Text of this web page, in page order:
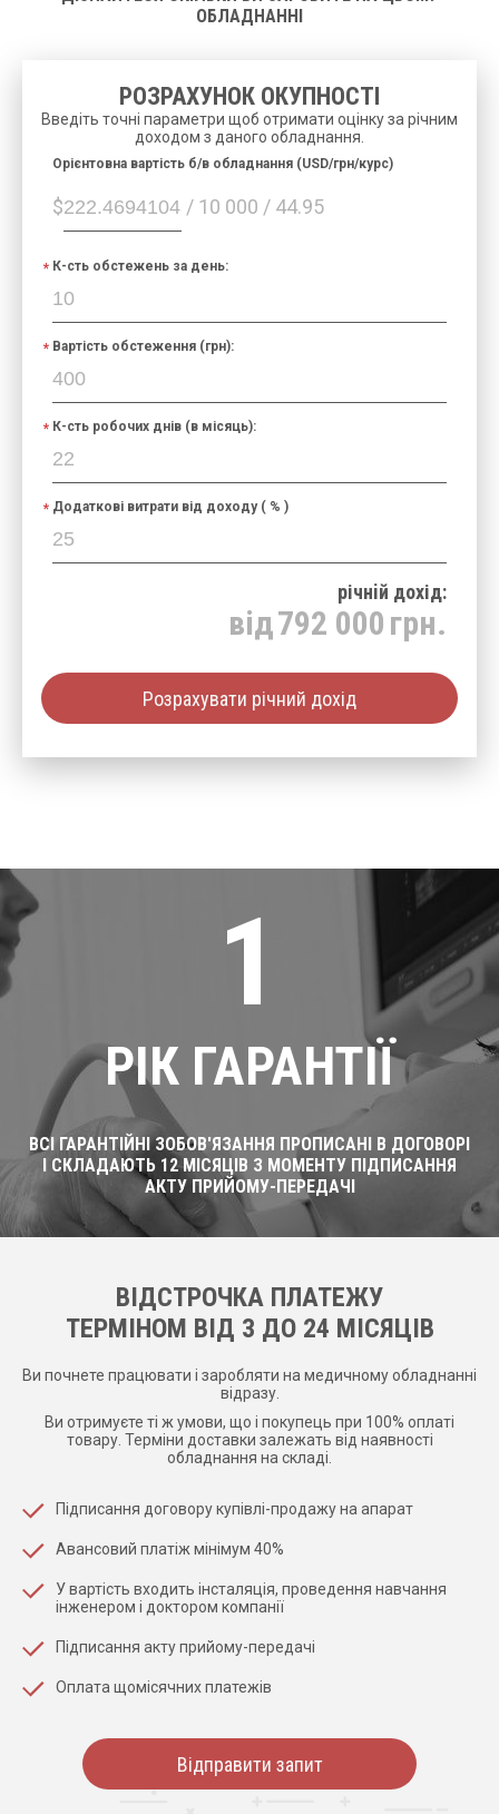
ОБЛАДНАННІ
РОЗРАХУНОК ОКУПНОСТІ
Введіть точні параметри щоб отримати оцінку за річним
доходом з даного обладнання.
$ / 10 000 / 44.95
Орієнтовна вартість б/в обладнання (USD/грн/курс)
К-сть обстежень за день:
Вартість обстеження (грн):
К-сть робочих днів (в місяць):
Додаткові витрати від доходу ( % )
річнiй дохід:
від792 000 грн.
Розрахувати річний дохід
1
РІК ГАРАНТІЇ
ВСІ ГАРАНТІЙНІ ЗОБОВ'ЯЗАННЯ ПРОПИСАНІ В ДОГОВОРІ
І СКЛАДАЮТЬ 12 МІСЯЦІВ З МОМЕНТУ ПІДПИСАННЯ
АКТУ ПРИЙОМУ-ПЕРЕДАЧІ
ВІДСТРОЧКА ПЛАТЕЖУ
ТЕРМІНОМ ВІД 3 ДО 24 МІСЯЦІВ
Ви почнете працювати і заробляти на медичному обладнанні
відразу.
Ви отримуєте ті ж умови, що і покупець при 100% оплаті
товару. Терміни доставки залежать від наявності
обладнання на складі.
Підписання договору купівлі-продажу на апарат
Авансовий платіж мінімум 40%
У вартість входить інсталяція, проведення навчання
інженером і доктором компанії
Підписання акту прийому-передачі
Оплата щомісячних платежів
Відправити запит